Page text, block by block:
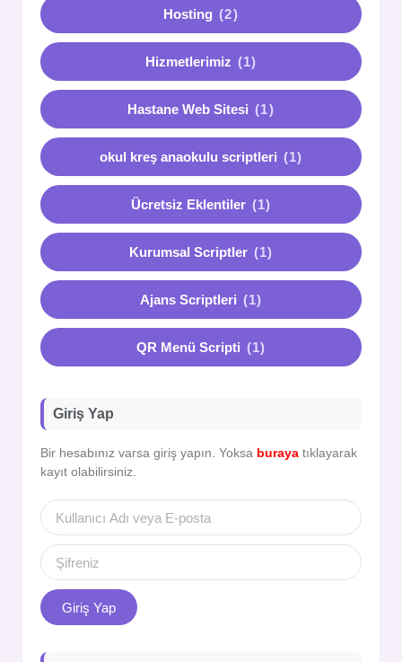
Hosting (2)
Hizmetlerimiz (1)
Hastane Web Sitesi (1)
okul kreş anaokulu scriptleri (1)
Ücretsiz Eklentiler (1)
Kurumsal Scriptler (1)
Ajans Scriptleri (1)
QR Menü Scripti (1)
Giriş Yap
Bir hesabınız varsa giriş yapın. Yoksa buraya tıklayarak
kayıt olabilirsiniz.
Giriş Yap